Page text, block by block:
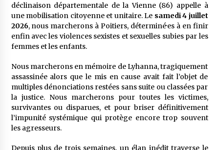
déclinaison départementale de la Vienne (86) appelle à
une mobilisation citoyenne et unitaire. Le samedi 4 juillet
2026, nous marcherons à Poitiers, déterminé·es à en finir
enfin avec les violences sexistes et sexuelles subies par les
femmes et les enfants.
Nous marcherons en mémoire de Lyhanna, tragiquement
assassinée alors que le mis en cause avait fait l’objet de
multiples dénonciations restées sans suite ou classées par
la justice. Nous marcherons pour toutes les victimes,
survivantes ou disparues, et pour briser définitivement
l’impunité systémique qui protège encore trop souvent
les agresseurs.
Depuis plus de trois semaines, un élan inédit traverse le